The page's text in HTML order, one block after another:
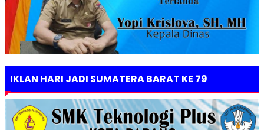
IKLAN HARI JADI SUMATERA BARAT KE 79